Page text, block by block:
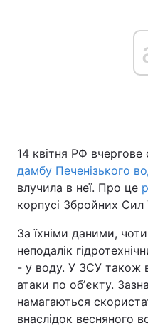
14 квітня РФ вчергове
дамбу Печенізького
влучила в неї. Про це
корпусі Збройних Сил
За їхніми даними,
неподалік
- у воду. У ЗСУ також
атаки по обʼєкту.
намагаються
внаслідок весняного